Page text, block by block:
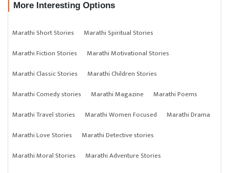
More Interesting Options
Marathi Short Stories
Marathi Spiritual Stories
Marathi Fiction Stories
Marathi Motivational Stories
Marathi Classic Stories
Marathi Children Stories
Marathi Comedy stories
Marathi Magazine
Marathi Poems
Marathi Travel stories
Marathi Women Focused
Marathi Drama
Marathi Love Stories
Marathi Detective stories
Marathi Moral Stories
Marathi Adventure Stories